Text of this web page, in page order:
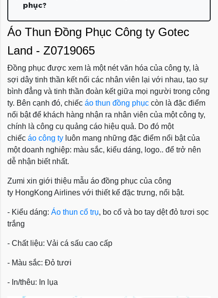
phục?
Áo Thun Đồng Phục Công ty Gotec
Land - Z0719065
Đồng phục được xem là một nét văn hóa của công ty, là
sợi dây tinh thần kết nối các nhân viên lại với nhau, tạo sự
bình đẳng và tinh thần đoàn kết giữa mọi người trong công
ty. Bên cạnh đó, chiếc áo thun đồng phục còn là đặc điểm
nổi bật để khách hàng nhận ra nhân viên của một công ty,
chính là công cụ quảng cáo hiệu quả. Do đó một
chiếc áo công ty luôn mang những đặc điểm nổi bật của
một doanh nghiệp: màu sắc, kiểu dáng, logo.. để trở nên
dễ nhận biết nhất.
Zumi xin giới thiệu mẫu áo đồng phục của công
ty HongKong Airlines với thiết kế đặc trưng, nổi bật.
- Kiểu dáng: Áo thun cổ trụ, bo cổ và bo tay dệt đỏ tươi sọc
trắng
- Chất liệu: Vải cá sấu cao cấp
- Màu sắc: Đỏ tươi
- In/thêu: In lụa